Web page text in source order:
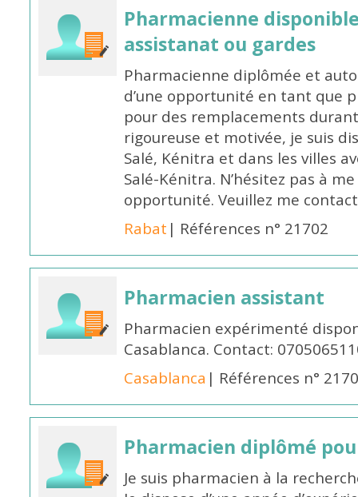
Pharmacienne
assistanat ou gardes
Pharmacienne diplômée et
d’une opportunité en tant que
pour des remplacements
rigoureuse et motivée, je suis
Salé, Kénitra et dans les villes
Salé-Kénitra. N’hésitez pas à
opportunité. Veuillez me
Rabat | Références n° 21702
Pharmacien assistant
Pharmacien expérimenté
Casablanca. Contact:
Casablanca | Références n°
Pharmacien diplômé
Je suis pharmacien à la